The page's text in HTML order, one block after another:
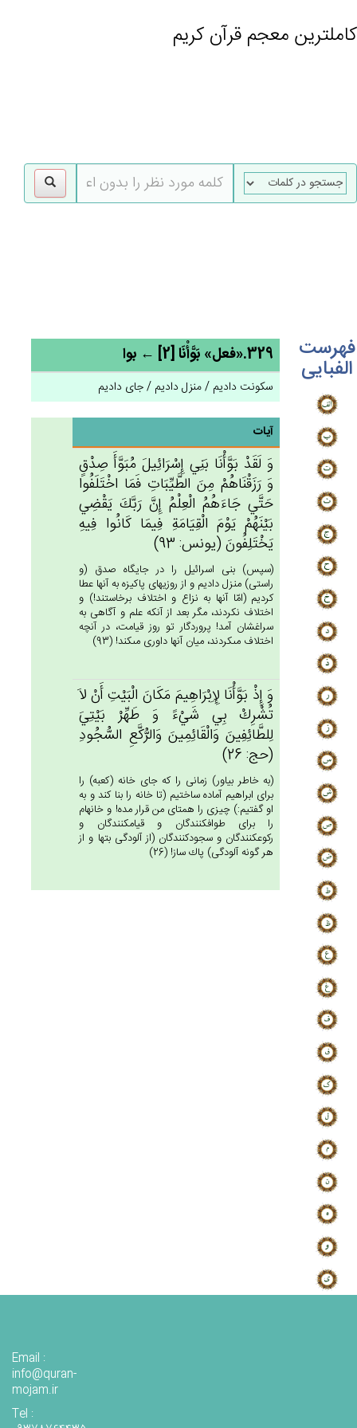
کاملترین معجم قرآن کریم
فهرست
الفبایی 329.«فعل» بَوَّأْنَا [2] ← بوا
سکونت دادیم / منزل دادیم / جای دادیم
آیات
وَ لَقَدْ بَوَّأْنَا بَنِي‌ إِسْرَائِيل‌َ مُبَوَّأَ صِدْق‌ٍ
وَ رَزَقْنَاهُمْ‌ مِن‌َ الطَّيِّبَات‌ِ فَمَا اخْتَلَفُوا
حَتَّي‌ جَاءَهُم‌ُ الْعِلْم‌ُ إِن‌َّ رَبَّك‌َ يَقْضِي‌
بَيْنَهُم‌ْ يَوْم‌َ الْقِيَامَة‌ِ فِيمَا كَانُوا فِيه‌ِ
يَخْتَلِفُون‌َ (يونس: 93)
(سپس) بنى اسرائيل را در جايگاه صدق (و
راستى) منزل داديم و از روزيهاى پاكيزه به آنها عطا
كرديم (امّا آنها به نزاع و اختلاف برخاستند!) و
اختلاف نكردند، مگر بعد از آنكه علم و آگاهى به
سراغشان آمد! پروردگار تو روز قيامت، در آنچه
اختلاف مى‏كردند، ميان آنها داورى مى‏كند! (93)
وَ إِذْ بَوَّأْنَا لِإِبْرَاهِيم‌َ مَكَان‌َ الْبَيْت‌ِ أَنْ‌ لاَ
تُشْرِك‌ْ بِي‌ شَيْءً وَ طَهِّرْ بَيْتِي‌َ
لِلطَّائِفِين‌َ وَالْقَائِمِين‌َ وَالرُّكَّع‌ِ السُّجُودِ
(حج: 26)
(به خاطر بياور) زمانى را كه جاى خانه (كعبه) را
براى ابراهيم آماده ساختيم (تا خانه را بنا كند و به
او گفتيم:) چيزى را همتاى من قرار مده! و خانه‏ام
را براى طواف‏كنندگان و قيام‏كنندگان و
ركوع‏كنندگان و سجودكنندگان (از آلودگى بتها و از
هر گونه آلودگى) پاك ساز! (26)
Email :
info@quran-
mojam.ir
Tel :